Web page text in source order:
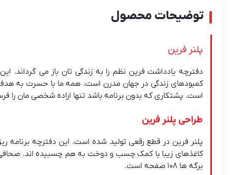
توضیحات محصول
پلنر فرین
دفترچه یادداشت فرین نظم را به زندگی تان باز می گرداند.
کمبودهای زندگی در جهان مدرن است. همه ما با حسرت به
است. پشتکاری که بدون برنامه باشد تنها اراده شخصی مان را
طراحی پلنر فرین
کاغذهای زیبا با کمک چسب و دوخت به هم چسبیده اند. صحافی
برگه ها ۱۰۸ صفحه است.